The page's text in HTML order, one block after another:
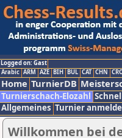
Logged on: Gast
Arabic ARM AZE BIH BUL CAT CHN
Home TurnierDB
Turnierschach-Elozahl
Allgemeines Turnier
Willkommen bei